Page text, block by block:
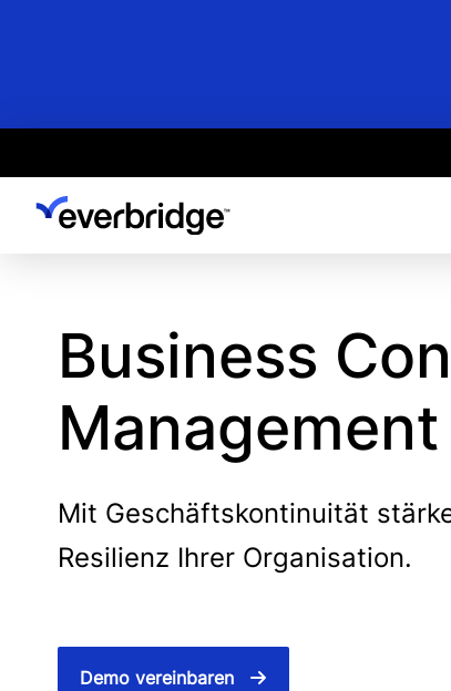
Business
Management
Mit Geschäftskontinuität
Resilienz Ihrer Organisation.
Demo vereinbaren